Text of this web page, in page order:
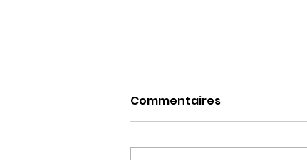
Commentaires